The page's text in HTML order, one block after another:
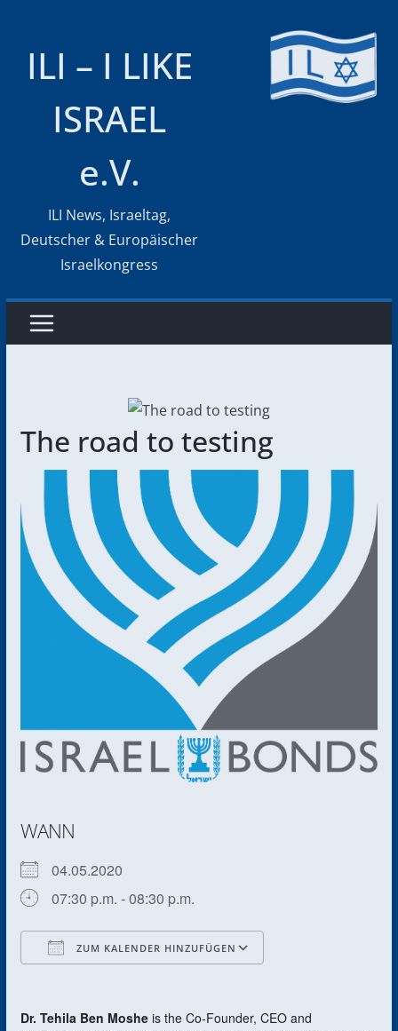
ILI – I LIKE
ISRAEL
e.V.
ILI News, Israeltag,
Deutscher & Europäischer
Israelkongress
The road to testing
WANN
04.05.2020
07:30 p.m. - 08:30 p.m.
ZUM KALENDER HINZUFÜGEN
Dr. Tehila Ben Mosheis the Co-Founder, CEO and